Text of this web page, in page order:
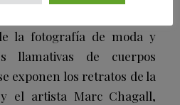
la fotografía de moda y
llamativas de cuerpos
exponen los retratos de la
el artista Marc Chagall,